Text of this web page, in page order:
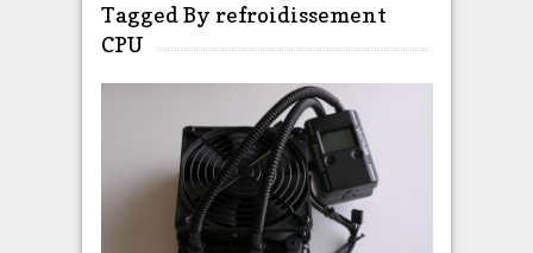
Tagged By refroidissement
CPU